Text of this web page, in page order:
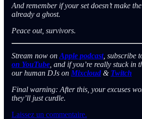
And remember if your set doesn’t make
already a ghost.
Peace out, survivors.
Stream now on Apple podcast, subscribe
on YouTube , and if you’re really stuck in
our human DJs on Mixcloud & Twitch
Final warning: After this, your excuses
they’ll just curdle.
Laissez un commentaire.